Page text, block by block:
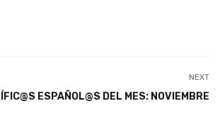
NEXT
ESPAÑOL@S DEL MES: NOVIEMBRE